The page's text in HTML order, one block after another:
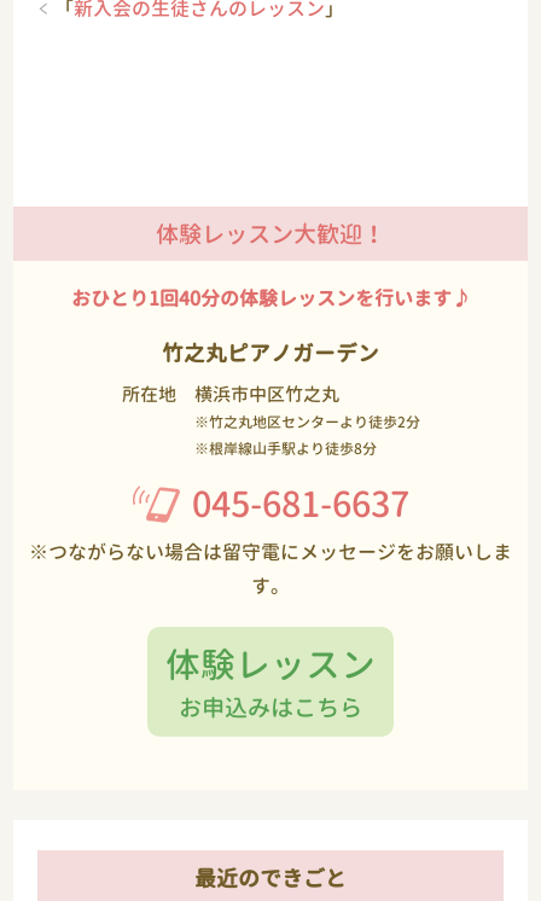
「新入会の生徒さんのレッスン 」
体験レッスン大歓迎！
おひとり1回40分の体験レッスンを行います♪
竹之丸ピアノガーデン
所在地 横浜市中区竹之丸
※竹之丸地区センターより徒歩2分
※根岸線山手駅より徒歩8分
045-681-6637
※つながらない場合は留守電にメッセージをお願いしま
す。
体験レッスン
お申込みはこちら
最近のできごと